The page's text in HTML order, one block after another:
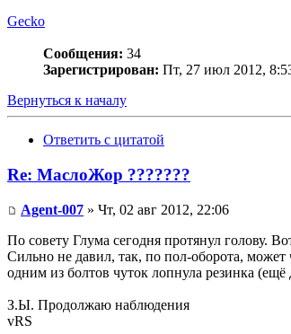
Gecko
Сообщения: 34
Зарегистрирован: Пт, 27 июл 2012,
Вернуться к началу
Ответить с цитатой
Re: МаслоЖор ???????
Agent-007 » Чт, 02 авг 2012, 22:06
По совету Глума сегодня протянул голову.
Сильно не давил, так, по пол-оборота,
одним из болтов чуток лопнула резинка
З.Ы. Продолжаю наблюдения
vRS